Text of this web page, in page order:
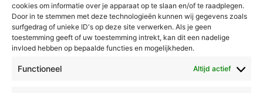
cookies om informatie over je apparaat op te slaan en/of te raadplegen.
Door in te stemmen met deze technologieën kunnen wij gegevens zoals
surfgedrag of unieke ID's op deze site verwerken. Als je geen
toestemming geeft of uw toestemming intrekt, kan dit een nadelige
invloed hebben op bepaalde functies en mogelijkheden.
Functioneel Altijd actief
Leudal
Maasgouw
Echt-Susteren